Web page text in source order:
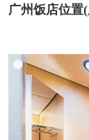
广州饭店位置